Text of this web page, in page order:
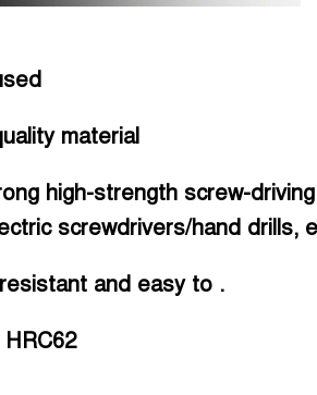
material
high-strength screw-
screwdrivers/hand drills,
and easy to .